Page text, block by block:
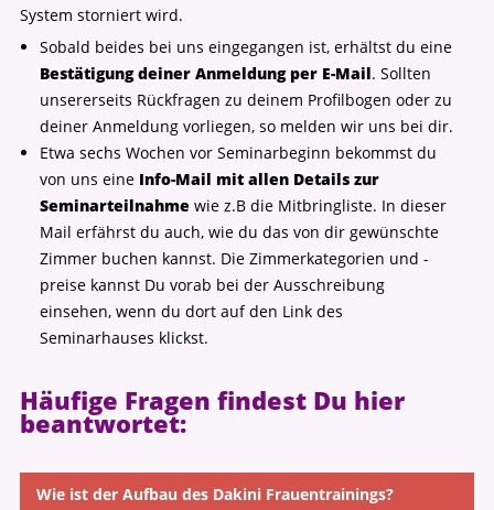
System storniert wird.
Sobald beides bei uns eingegangen ist, erhältst du eine
Bestätigung deiner Anmeldung per E-Mail. Sollten
unsererseits Rückfragen zu deinem Profilbogen oder zu
deiner Anmeldung vorliegen, so melden wir uns bei dir.
Etwa sechs Wochen vor Seminarbeginn bekommst du
von uns eine Info-Mail mit allen Details zur
Seminarteilnahme wie z.B die Mitbringliste. In dieser
Mail erfährst du auch, wie du das von dir gewünschte
Zimmer buchen kannst. Die Zimmerkategorien und -
preise kannst Du vorab bei der Ausschreibung
einsehen, wenn du dort auf den Link des
Seminarhauses klickst.
Häufige Fragen findest Du hier
beantwortet:
Wie ist der Aufbau des Dakini Frauentrainings?